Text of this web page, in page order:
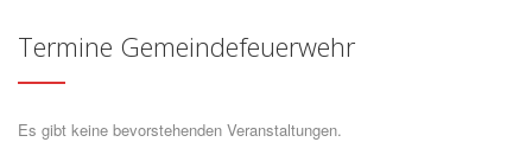
Termine Gemeindefeuerwehr
Es gibt keine bevorstehenden Veranstaltungen.